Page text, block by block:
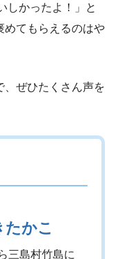
しかったよ！」と
めてもらえるのはや
、ぜひたくさん声を
たかこ
三島村竹島に